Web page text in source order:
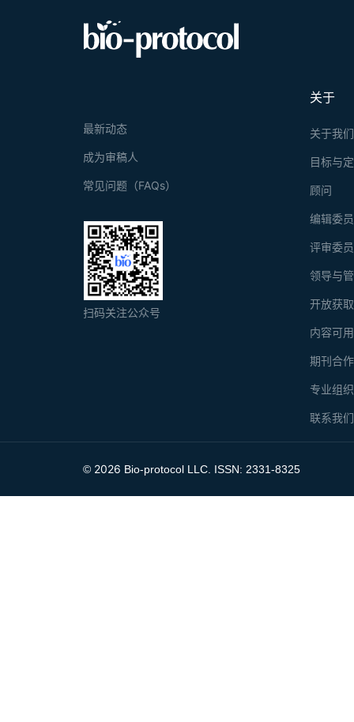
关于
关于我们
目标与
顾问
编辑委
评审委
领导与
开放获
内容可
期刊合
专业组
联系我们
最新动态
成为审稿人
常见问题（FAQs）
扫码关注公众号
© 2026 Bio-protocol LLC. ISSN: 2331-8325